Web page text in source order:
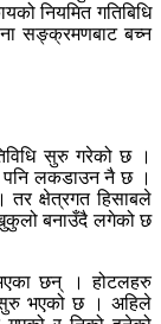
नियमित गतिबिधि
सङ्क्रमणबाट बच्न
सुरु गरेको छ ।
पनि लकडाउन नै छ ।
क्षेत्रगत हिसाबले
बनाउँदै लगेको छ
भएका छन् । होटलहरु
सुरु भएको छ । अहिले